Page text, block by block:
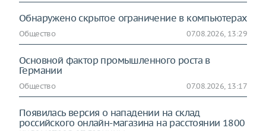
Обнаружено скрытое ограничение в компьютерах
Общество 07.08.2026, 13:29
Основной фактор промышленного роста в
Германии
Общество 07.08.2026, 13:17
Появилась версия о нападении на склад
российского онлайн-магазина на расстоянии 1800